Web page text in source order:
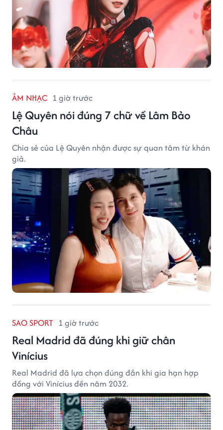
ÂM NHẠC 1 giờ trước
Lệ Quyên nói đúng 7 chữ về Lâm Bảo
Châu
Chia sẻ của Lệ Quyên nhận được sự quan tâm từ khán
giả.
SAO SPORT 1 giờ trước
Real Madrid đã đúng khi giữ chân
Vinícius
Real Madrid đã lựa chọn đúng đắn khi gia hạn hợp
đồng với Vinícius đến năm 2032.